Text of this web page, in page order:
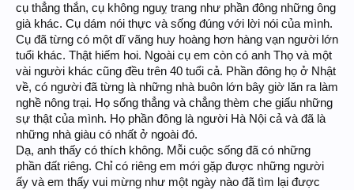
cụ thẳng thắn, cụ không nguỵ trang như phần đông những ông
già khác. Cụ dám nói thực và sống đúng với lời nói của mình.
Cụ đã từng có một dĩ vãng huy hoàng hơn hàng vạn người lớn
tuổi khác. Thật hiếm hoi. Ngoài cụ em còn có anh Thọ và một
vài người khác cũng đều trên 40 tuổi cả. Phần đông họ ở Nhật
về, có người đã từng là những nhà buôn lớn bây giờ lăn ra làm
nghề nông trại. Họ sống thẳng và chẳng thèm che giấu những
sự thật của mình. Họ phần đông là người Hà Nội cả và đã là
những nhà giàu có nhất ở ngoài đó.
Dạ, anh thấy có thích không. Mỗi cuộc sống đã có những
phần đất riêng. Chỉ có riêng em mới gặp được những người
ấy và em thấy vui mừng như một ngày nào đã tìm lại được